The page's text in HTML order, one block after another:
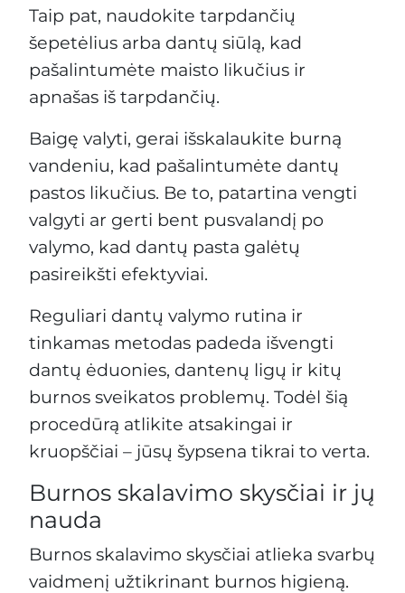
Taip pat, naudokite tarpdančių
šepetėlius arba dantų siūlą, kad
pašalintumėte maisto likučius ir
apnašas iš tarpdančių.
Baigę valyti, gerai išskalaukite burną
vandeniu, kad pašalintumėte dantų
pastos likučius. Be to, patartina vengti
valgyti ar gerti bent pusvalandį po
valymo, kad dantų pasta galėtų
pasireikšti efektyviai.
Reguliari dantų valymo rutina ir
tinkamas metodas padeda išvengti
dantų ėduonies, dantenų ligų ir kitų
burnos sveikatos problemų. Todėl šią
procedūrą atlikite atsakingai ir
kruopščiai – jūsų šypsena tikrai to verta.
Burnos skalavimo skysčiai ir jų
nauda
Burnos skalavimo skysčiai atlieka svarbų
vaidmenį užtikrinant burnos higieną.